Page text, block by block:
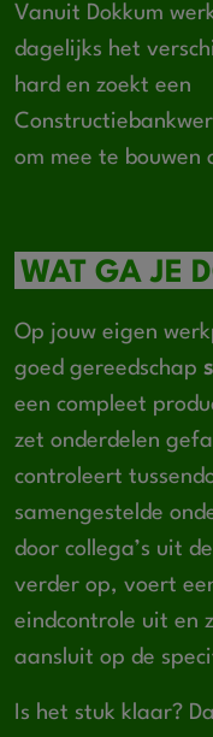
Vanuit Dokkum
dagelijks het
hard en zoekt een
om mee te bouwen
WAT GA JE
Op jouw eigen
goed gereedschap
een compleet
zet onderdelen
controleert
samengestelde
door collega’s uit
verder op, voert
eindcontrole uit en
aansluit op de
Is het stuk klaar?